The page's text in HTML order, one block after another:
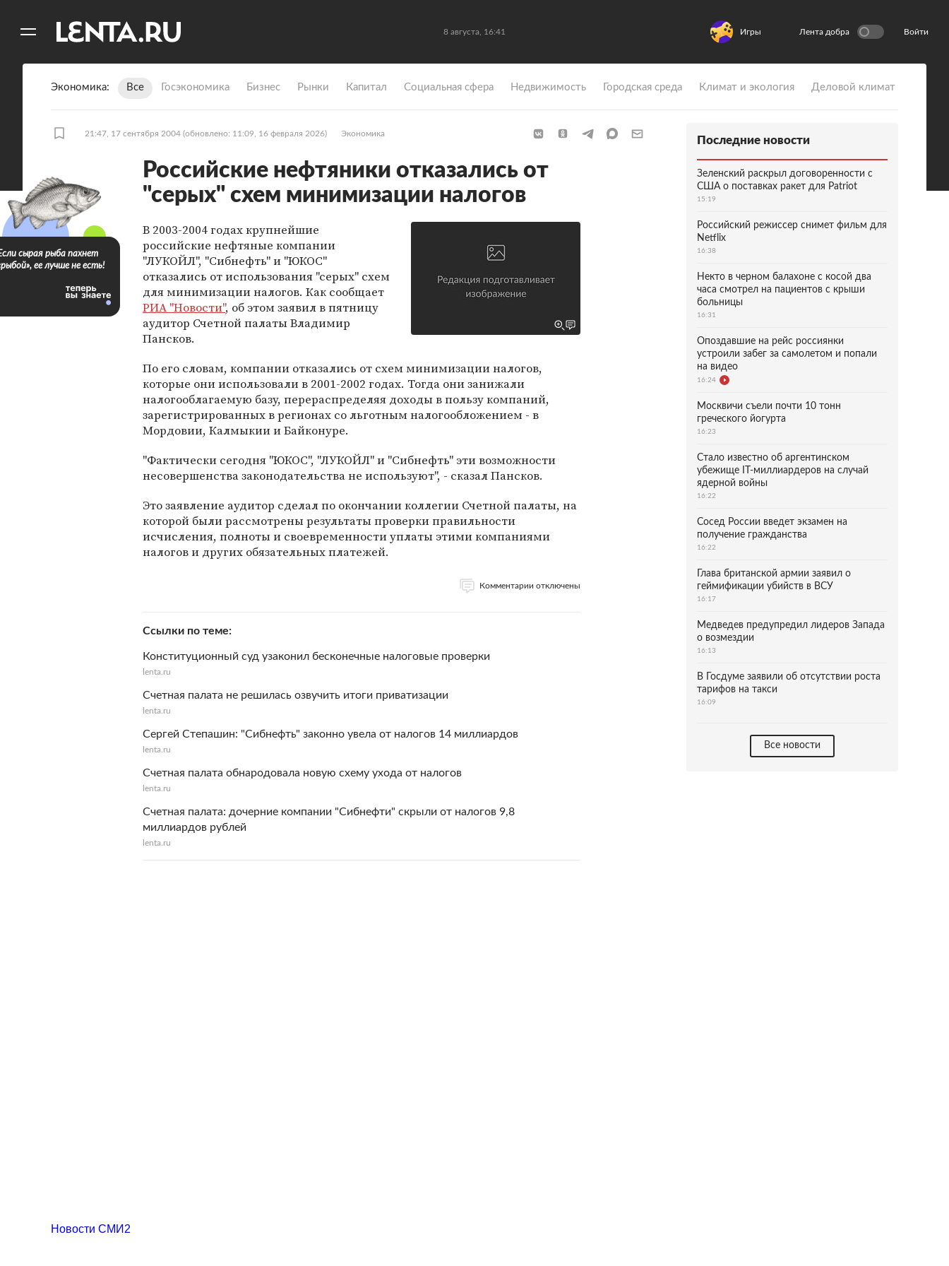
8 августа, 16:41 Игры Лента добра Войти
Экономика Все Госэкономика Бизнес Рынки Капитал Социальная сфера Недвижимость Городская среда Климат и экология Деловой климат
21:47, 17 сентября 2004 (обновлено: 11:09, 16 февраля 2026) Экономика
Российские нефтяники отказались от
"серых" схем минимизации налогов
В 2003-2004 годах крупнейшие
российские нефтяные компании
"ЛУКОЙЛ", "Сибнефть" и "ЮКОС"
отказались от использования "серых" схем
для минимизации налогов. Как сообщает
РИА "Новости", об этом заявил в пятницу
аудитор Счетной палаты Владимир
Пансков.
По его словам, компании отказались от схем минимизации налогов,
которые они использовали в 2001-2002 годах. Тогда они занижали
налогооблагаемую базу, перераспределяя доходы в пользу компаний,
зарегистрированных в регионах со льготным налогообложением - в
Мордовии, Калмыкии и Байконуре.
"Фактически сегодня "ЮКОС", "ЛУКОЙЛ" и "Сибнефть" эти возможности
несовершенства законодательства не используют", - сказал Пансков.
Это заявление аудитор сделал по окончании коллегии Счетной палаты, на
которой были рассмотрены результаты проверки правильности
исчисления, полноты и своевременности уплаты этими компаниями
налогов и других обязательных платежей.
Комментарии отключены
Ссылки по теме
Конституционный суд узаконил бесконечные налоговые проверки
lenta.ru
Счетная палата не решилась озвучить итоги приватизации
lenta.ru
Сергей Степашин: "Сибнефть" законно увела от налогов 14 миллиардов
lenta.ru
Счетная палата обнародовала новую схему ухода от налогов
lenta.ru
Счетная палата: дочерние компании "Сибнефти" скрыли от налогов 9,8
миллиардов рублей
lenta.ru
сырая рыба пахнет
ее лучше не есть!
Последние новости
Зеленский раскрыл договоренности с
США о поставках ракет для Patriot
15:19
Российский режиссер снимет фильм для
Netflix
16:38
Некто в черном балахоне с косой два
часа смотрел на пациентов с крыши
больницы
16:31
Опоздавшие на рейс россиянки
устроили забег за самолетом и попали
на видео
16:24
Москвичи съели почти 10 тонн
греческого йогурта
16:23
Стало известно об аргентинском
убежище IT-миллиардеров на случай
ядерной войны
16:22
Сосед России введет экзамен на
получение гражданства
16:22
Глава британской армии заявил о
геймификации убийств в ВСУ
16:17
Медведев предупредил лидеров Запада
о возмездии
16:13
В Госдуме заявили об отсутствии роста
тарифов на такси
16:09
Все новости
Новости СМИ2